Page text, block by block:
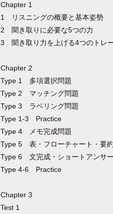
Chapter 1
1 リスニングの概要と基本姿勢
2 聞き取りに必要な5つの力
3 聞き取り力を上げる4つのトレ
Chapter 2
Type 1 多項選択問題
Type 2 マッチング問題
Type 3 ラベリング問題
Type 1-3 Practice
Type 4 メモ完成問題
Type 5 表・フローチャート・要
Type 6 文完成・ショートアンサ
Type 4-6 Practice
Chapter 3
Test 1